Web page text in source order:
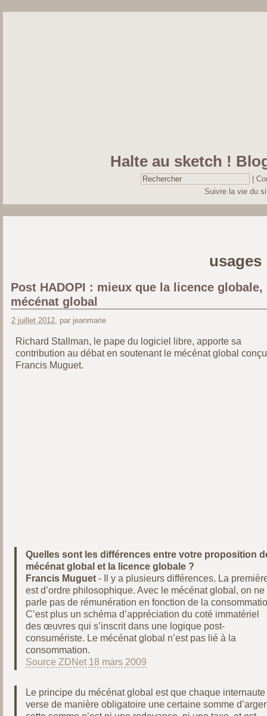
Halte au sketch !
Suivre la vie du
usages
Post HADOPI : mieux que la licence globale,
mécénat global
2 juillet 2012, par jeanmarie
Richard Stallman, le pape du logiciel libre, apporte sa
contribution au débat en soutenant le mécénat global
Francis Muguet.
Quelles sont les différences entre votre proposition
mécénat global et la licence globale ?
Francis Muguet- Il y a plusieurs différences. La
est d’ordre philosophique. Avec le mécénat global, on ne
parle pas de rémunération en fonction de la
C’est plus un schéma d’appréciation du coté immatériel
des œuvres qui s’inscrit dans une logique post-
consumériste. Le mécénat global n’est pas lié à la
consommation.
Source ZDNet 18 mars 2009
Le principe du mécénat global est que chaque internaute
verse de manière obligatoire une certaine somme